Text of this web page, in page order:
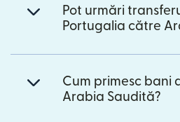
Pot urmări
Portugalia către
Cum primesc bani
Arabia Saudită?